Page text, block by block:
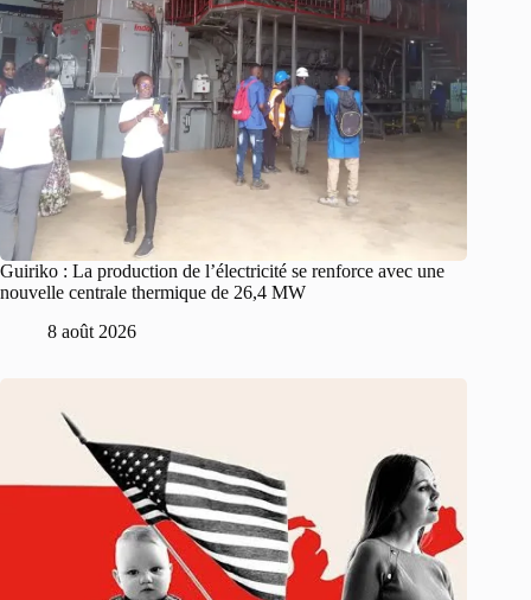
Guiriko : La production de l’électricité se renforce avec une
nouvelle centrale thermique de 26,4 MW
8 août 2026